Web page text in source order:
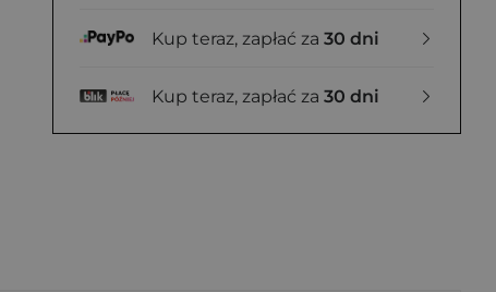
Kup teraz, zapłać za 30 dni
Kup teraz, zapłać za 30 dni